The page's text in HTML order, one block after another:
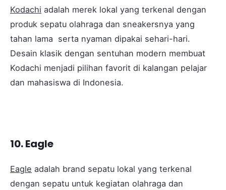
Kodachi adalah merek lokal yang terkenal dengan
produk sepatu olahraga dan sneakersnya yang
tahan lama serta nyaman dipakai sehari-hari.
Desain klasik dengan sentuhan modern membuat
Kodachi menjadi pilihan favorit di kalangan pelajar
dan mahasiswa di Indonesia.
10. Eagle
Eagle adalah brand sepatu lokal yang terkenal
dengan sepatu untuk kegiatan olahraga dan